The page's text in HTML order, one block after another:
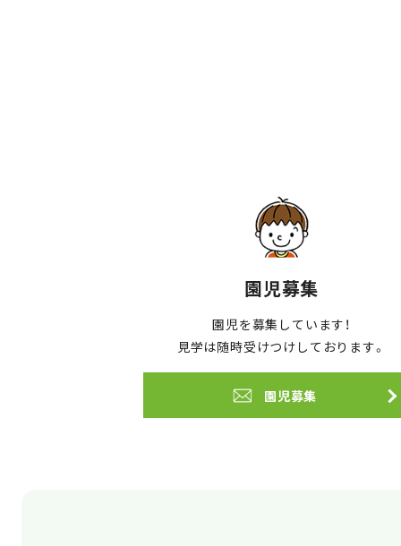
園児募集
園児を募集しています！
見学は随時受けつけしております。
園児募集